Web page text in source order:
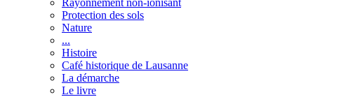
Protection des sols
Nature
...
Histoire
Café historique de Lausanne
La démarche
Le livre